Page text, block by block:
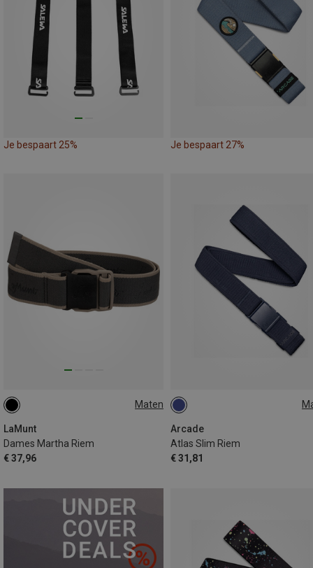
Je bespaart 25% Je bespaart 27%
Maten
LaMunt
Dames Martha Riem
€ 37,96
ONE SIZE
Arcade
Atlas Slim Riem
€ 31,81
ONE SIZE